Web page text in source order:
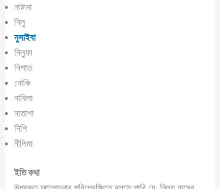
নাঈমা
নিলু
নুসাইবা
নিলুফা
নিশাত
নোকি
নাবিলা
নাতাশা
নিশি
নীলিমা
ইতি কথা